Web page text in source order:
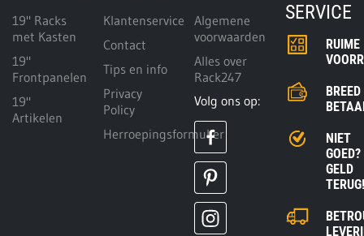
19" Racks
met Kasten
19"
Frontpanelen
19"
Artikelen
Klantenservice
Contact
Tips en info
Privacy
Policy
Herroepingsformulier
Algemene
voorwaarden
Alles over
Rack247
Volg ons op:
SERVICE
RUIME
BREED
NIET
GOED?
GELD
TERUG!